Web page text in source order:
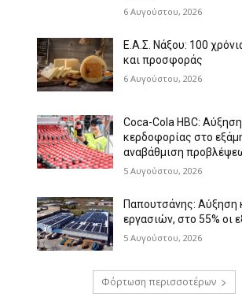
6 Αυγούστου, 2026
Ε.Α.Σ. Νάξου: 100
και προσφοράς
6 Αυγούστου, 2026
Coca-Cola HBC: Αύξηση
κερδοφορίας στο
αναβάθμιση
5 Αυγούστου, 2026
Παπουτσάνης: Αύξηση
εργασιών, στο 55% οι
5 Αυγούστου, 2026
Φόρτωση περισσοτέρων